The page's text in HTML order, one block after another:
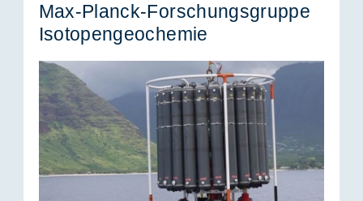
Max-Planck-For­schungs­grup­pe
Iso­to­pen­geo­che­mie